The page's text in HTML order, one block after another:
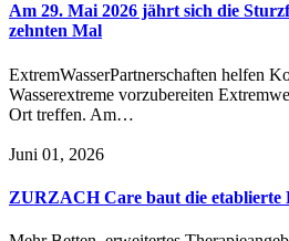
Am 29. Mai 2026 jährt sich die
zehnten Mal
ExtremWasserPartnerschaften helfen
Wasserextreme vorzubereiten
Ort treffen. Am…
Juni 01, 2026
ZURZACH Care baut die